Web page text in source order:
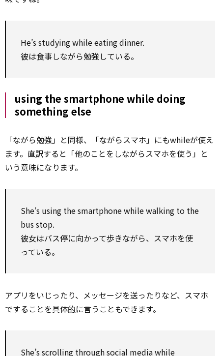
He’s studying while eating dinner.
彼は食事しながら勉強している。
using the smartphone while doing
something else
「ながら勉強」と同様、「ながらスマホ」にもwhileが使え
ます。直訳すると「他のことをしながらスマホを使う」と
いう意味になります。
She‘s using the smartphone while walking to the
bus stop.
彼女はバス停に向かって歩きながら、スマホを使
っている。
アプリをいじったり、メッセージを送ったりなど、スマホ
ですることを具体的に言うこともできます。
She’s scrolling through social media while